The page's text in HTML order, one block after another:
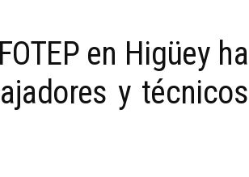
en Higüey ha
y técnicos